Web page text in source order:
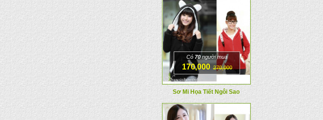
Có 70 người mua
170,000 270,000
Sơ Mi Họa Tiết Ngôi Sao